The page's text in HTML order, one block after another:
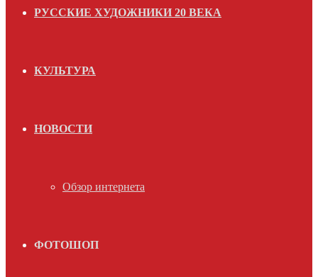
РУССКИЕ ХУДОЖНИКИ 20 ВЕКА
КУЛЬТУРА
НОВОСТИ
Обзор интернета
ФОТОШОП